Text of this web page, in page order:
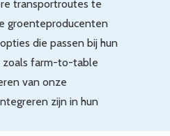
transportroutes te
groenteproducenten
die passen bij hun
zoals farm-to-table
van onze
zijn in hun